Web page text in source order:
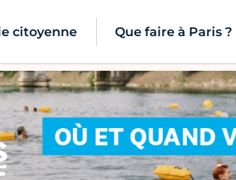
citoyenne Que faire à Paris ?